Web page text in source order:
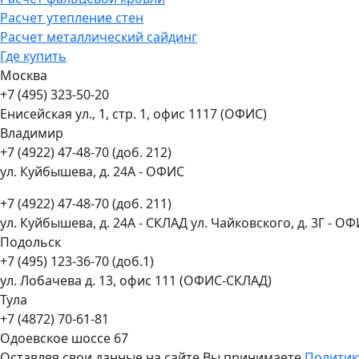
Расчет утепление стен
Расчет металлический сайдинг
Где купить
Москва
+7 (495) 323-50-20
Енисейская ул., 1, стр. 1, офис 1117 (ОФИС)
Владимир
+7 (4922) 47-48-70 (доб. 212)
ул. Куйбышева, д. 24А - ОФИС
+7 (4922) 47-48-70 (доб. 211)
ул. Куйбышева, д. 24А - СКЛАД ул. Чайковского, д. 3Г -
Подольск
+7 (495) 123-36-70 (доб.1)
ул. Лобачева д. 13, офис 111 (ОФИС-СКЛАД)
Тула
+7 (4872) 70-61-81
Одоевское шоссе 67